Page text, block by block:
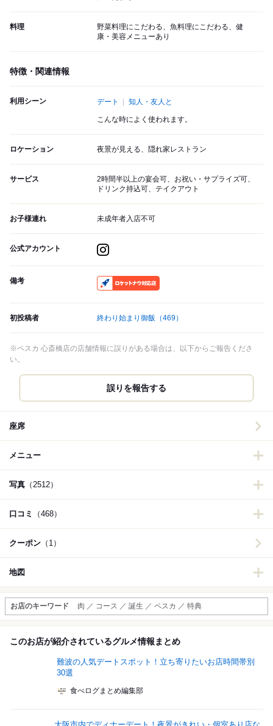
料理
野菜料理にこだわる、魚料理にこだわる、健
康・美容メニューあり
特徴・関連情報
利用シーン デート 知人・友人と
こんな時によく使われます。
ロケーション 夜景が見える、隠れ家レストラン
サービス
2時間半以上の宴会可、お祝い・サプライズ可、
ドリンク持込可、テイクアウト
お子様連れ 未成年者入店不可
公式アカウント
備考
初投稿者 終わり始まり御飯 （469）
※ペスカ 心斎橋店の店舗情報に誤りがある場合は、以下からご報告くださ
い。
誤りを報告する
座席
メニュー
写真 （2512）
口コミ （468）
クーポン （1）
地図
お店のキーワード 肉 ／ コース ／ 誕生 ／ ペスカ ／ 特典
このお店が紹介されているグルメ情報まとめ
難波の人気デートスポット！立ち寄りたいお店時間帯別
30選
食べログまとめ編集部